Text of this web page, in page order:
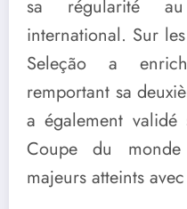
sa régularité
international. Sur
Seleção a
remportant sa
a également
Coupe du
majeurs atteints